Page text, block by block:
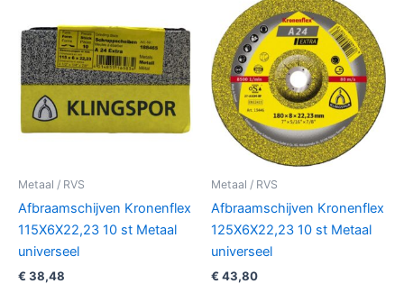
Metaal / RVS
Afbraamschijven Kronenflex
115X6X22,23 10 st Metaal
universeel
€ 38,48
Metaal / RVS
Afbraamschijven Kronenflex
125X6X22,23 10 st Metaal
universeel
€ 43,80